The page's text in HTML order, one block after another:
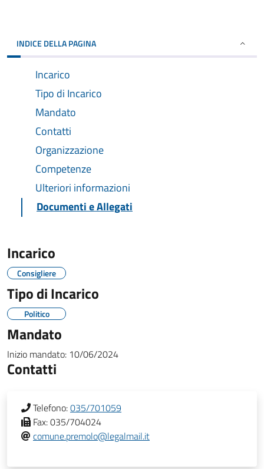
INDICE DELLA PAGINA
Incarico
Tipo di Incarico
Mandato
Contatti
Organizzazione
Competenze
Ulteriori informazioni
Documenti e Allegati
Incarico
Consigliere
Tipo di Incarico
Politico
Mandato
Inizio mandato: 10/06/2024
Contatti
Telefono:035/701059
Fax:035/704024
comune.premolo@legalmail.it